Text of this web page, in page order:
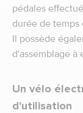
pédales
durée de temps
Il possède
d'assemblage à
Un vélo
d'utilisation